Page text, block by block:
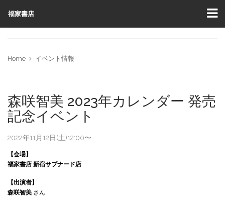
福家書店
Home イベント情報
森咲智美 2023年カレンダー 発売
記念イベント
2022年11月12日(土)12:00〜
【会場】
福家書店 新宿サブナード店
【出演者】
森咲智美 さん